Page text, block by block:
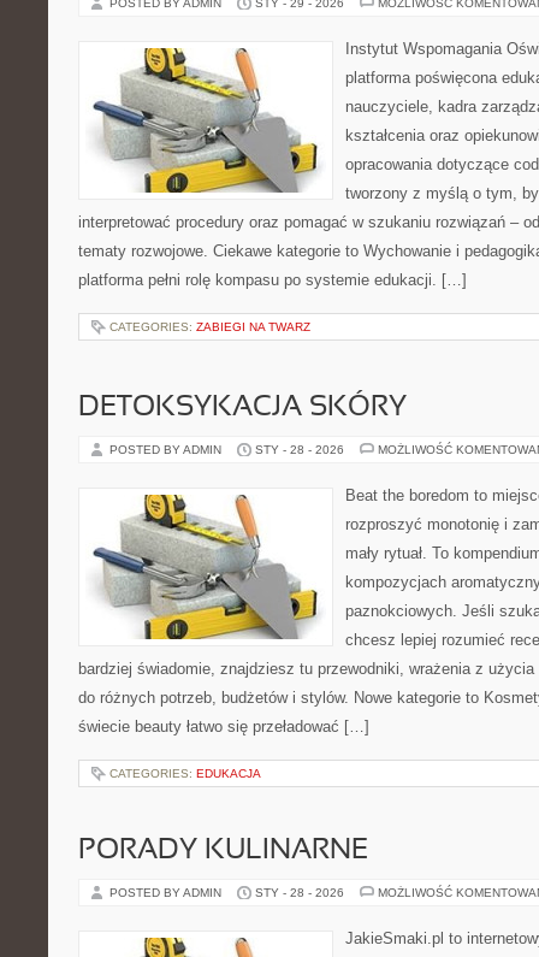
POSTED BY ADMIN STY - 29 - 2026 MOŻLIWOŚĆ
Instytut Wspomagania
platforma poświęcona
nauczyciele, kadra
kształcenia oraz
opracowania dotyczące
tworzony z myślą o tym,
interpretować procedury oraz pomagać w szukaniu rozwiązań –
tematy rozwojowe. Ciekawe kategorie to Wychowanie i
platforma pełni rolę kompasu po systemie edukacji. […]
CATEGORIES: ZABIEGI NA TWARZ
DETOKSYKACJA SKÓRY
POSTED BY ADMIN STY - 28 - 2026 MOŻLIWOŚĆ
Beat the boredom to
rozproszyć monotonię i
mały rytuał. To
kompozycjach
paznokciowych. Jeśli
chcesz lepiej rozumieć
bardziej świadomie, znajdziesz tu przewodniki, wrażenia z
do różnych potrzeb, budżetów i stylów. Nowe kategorie to
świecie beauty łatwo się przeładować […]
CATEGORIES: EDUKACJA
PORADY KULINARNE
POSTED BY ADMIN STY - 28 - 2026 MOŻLIWOŚĆ
JakieSmaki.pl to